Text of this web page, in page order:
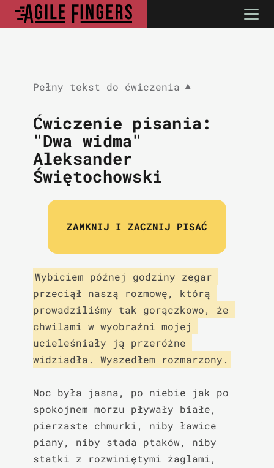
Pełny tekst do ćwiczenia ▼
Ćwiczenie pisania:
"Dwa widma"
Aleksander
Świętochowski
ZAMKNIJ I ZACZNIJ PISAĆ
Wybiciem późnej godziny zegar
przeciął naszą rozmowę, którą
prowadziliśmy tak gorączkowo, że
chwilami w wyobraźni mojej
ucieleśniały ją przeróżne
widziadła. Wyszedłem rozmarzony.
Noc była jasna, po niebie jak po
spokojnem morzu pływały białe,
pierzaste chmurki, niby ławice
piany, niby stada ptaków, niby
statki z rozwiniętymi żaglami,